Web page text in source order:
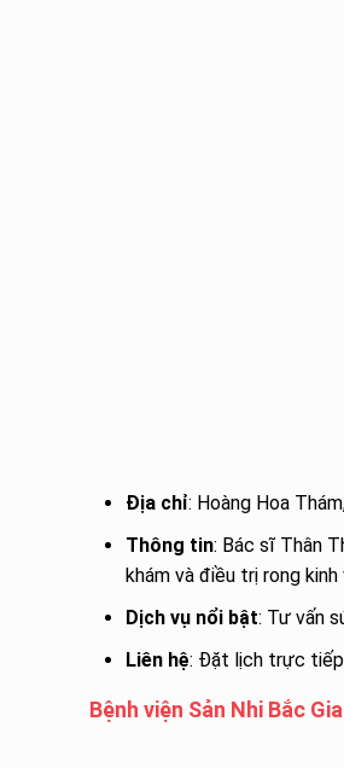
Địa chỉ: Hoàng Hoa
Thông tin: Bác sĩ Thân
khám và điều trị rong
Dịch vụ nổi bật: Tư vấn
Liên hệ: Đặt lịch trực tiếp
Bệnh viện Sản Nhi Bắc